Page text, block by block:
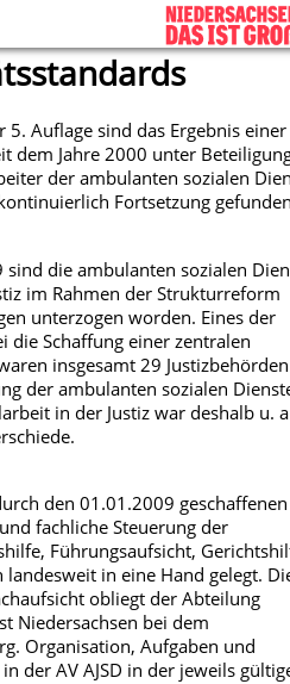
5. Auflage sind das Ergebnis einer
dem Jahre 2000 unter
der ambulanten sozialen
Fortsetzung
sind die ambulanten sozialen
im Rahmen der Strukturreform
unterzogen worden. Eines der
die Schaffung einer zentralen
insgesamt 29
der ambulanten sozialen
in der Justiz war deshalb u.
den 01.01.2009 geschaffenen
fachliche Steuerung der
Führungsaufsicht,
in eine Hand gelegt.
obliegt der Abteilung
Niedersachsen bei dem
Organisation, Aufgaben und
der AV AJSD in der jeweils